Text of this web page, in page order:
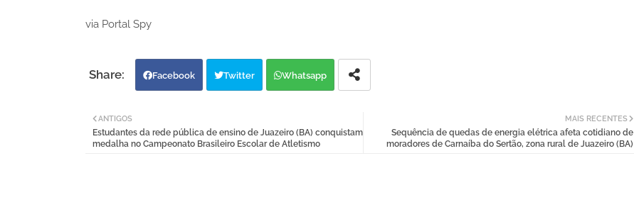
via Portal Spy
Facebook Twitter Whatsapp
MAIS RECENTES
Sequência de quedas de energia elétrica afeta cotidiano de
moradores de Carnaíba do Sertão, zona rural de Juazeiro (BA)
ANTIGOS
Estudantes da rede pública de ensino de Juazeiro (BA) conquistam
medalha no Campeonato Brasileiro Escolar de Atletismo